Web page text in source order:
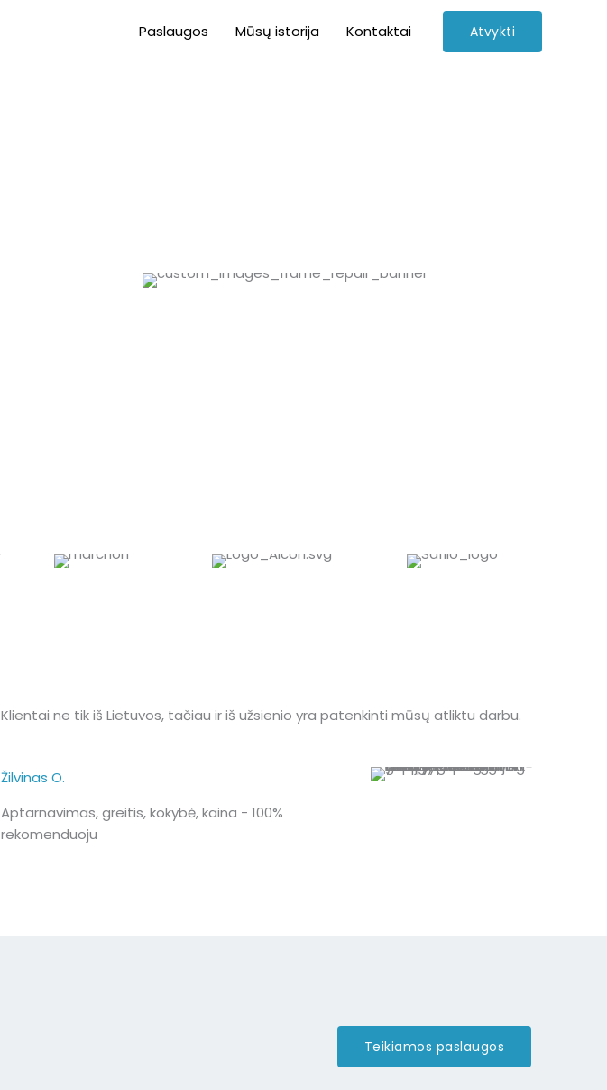
Paslaugos Mūsų istorija Kontaktai Atvykti
Klientai ne tik iš Lietuvos, tačiau ir iš užsienio yra patenkinti mūsų atliktu darbu.
Žilvinas O.
Aptarnavimas, greitis, kokybė, kaina - 100%
rekomenduoju
Teikiamos paslaugos